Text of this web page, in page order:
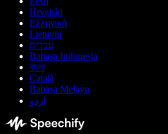
Hrvatski
Ελληνικά
Lietuvių
עברית
Bahasa Indonesia
বাংলা
Català
Bahasa Melayu
اردو